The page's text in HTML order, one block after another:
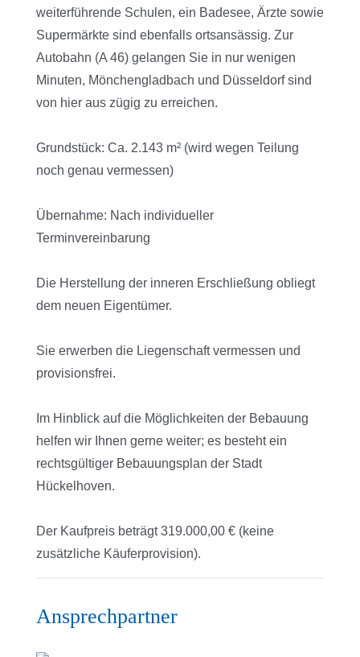
weiterführende Schulen, ein Badesee, Ärzte sowie
Supermärkte sind ebenfalls ortsansässig. Zur
Autobahn (A 46) gelangen Sie in nur wenigen
Minuten, Mönchengladbach und Düsseldorf sind
von hier aus zügig zu erreichen.
Grundstück: Ca. 2.143 m² (wird wegen Teilung
noch genau vermessen)
Übernahme: Nach individueller
Terminvereinbarung
Die Herstellung der inneren Erschließung obliegt
dem neuen Eigentümer.
Sie erwerben die Liegenschaft vermessen und
provisionsfrei.
Im Hinblick auf die Möglichkeiten der Bebauung
helfen wir Ihnen gerne weiter; es besteht ein
rechtsgültiger Bebauungsplan der Stadt
Hückelhoven.
Der Kaufpreis beträgt 319.000,00 € (keine
zusätzliche Käuferprovision).
Ansprechpartner